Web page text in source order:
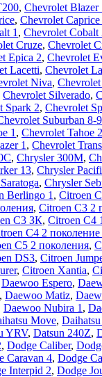
, Chevrolet Blazer
, Chevrolet Caprice
1 , Chevrolet Cobalt
Cruze, Chevrolet
Epica 2, Chevrolet
Lacetti, Chevrolet
Niva,
Chevrolet Silverado,
Spark 2, Chevrolet
Suburban 8-9
1 , Chevrolet Tahoe 2
1 , Chevrolet
, Chrysler 300M,
13, Chrysler
, Chrysler
Berlingo 1 , Citroen
, Citroen C3 2
C3 ЗК, Citroen C4
C4 2 поколение
C5 2 поколения,
DS3, Citroen
, Citroen Xantia,
Daewoo Espero,
, Daewoo Matiz,
Daewoo Nubira 1 ,
Move,
YRV, Datsun 240Z,
, Dodge Caliber,
Caravan 4, Dodge
Interpid 2, Dodge